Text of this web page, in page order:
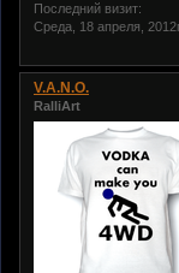
Последний визит:
Среда, 18 апреля,
V.A.N.O.
RalliArt